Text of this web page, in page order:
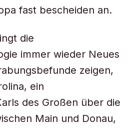
fast bescheiden an.
die
immer wieder Neues
zeigen,
ein
des Großen über die
Main und Donau,